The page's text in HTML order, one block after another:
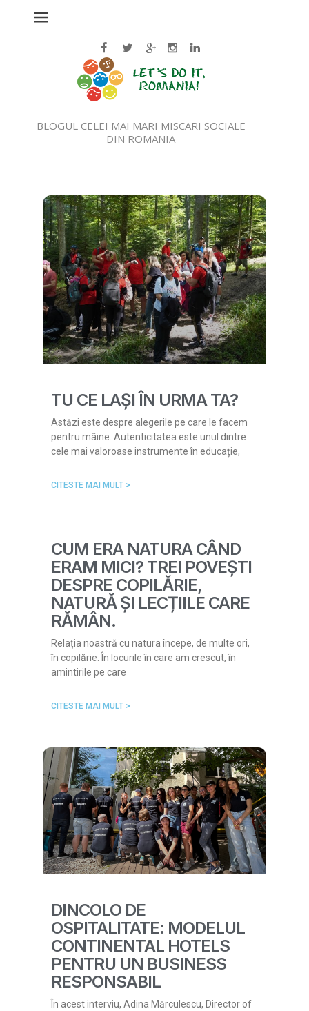
BLOGUL CELEI MAI MARI MISCARI SOCIALE
DIN ROMANIA
TU CE LAȘI ÎN URMA TA?
Astăzi este despre alegerile pe care le facem
pentru mâine. Autenticitatea este unul dintre
cele mai valoroase instrumente în educație,
CITESTE MAI MULT >
CUM ERA NATURA CÂND
ERAM MICI? TREI POVEȘTI
DESPRE COPILĂRIE,
NATURĂ ȘI LECȚIILE CARE
RĂMÂN.
Relația noastră cu natura începe, de multe ori,
în copilărie. În locurile în care am crescut, în
amintirile pe care
CITESTE MAI MULT >
DINCOLO DE
OSPITALITATE: MODELUL
CONTINENTAL HOTELS
PENTRU UN BUSINESS
RESPONSABIL
În acest interviu, Adina Mărculescu, Director of